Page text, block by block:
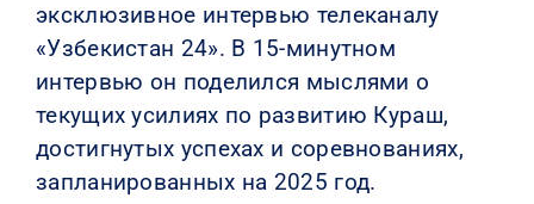
эксклюзивное интервью телеканалу
«Узбекистан 24». В 15-минутном
интервью он поделился мыслями о
текущих усилиях по развитию Кураш,
достигнутых успехах и соревнованиях,
запланированных на 2025 год.